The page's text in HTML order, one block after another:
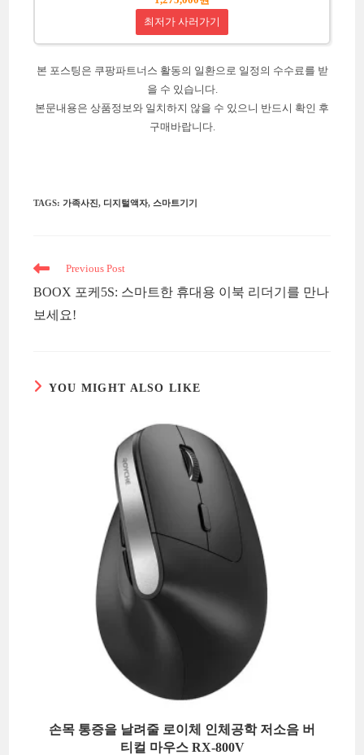
최저가 사러가기
본 포스팅은 쿠팡파트너스 활동의 일환으로 일정의 수수료를 받
을 수 있습니다.
본문내용은 상품정보와 일치하지 않을 수 있으니 반드시 확인 후
구매바랍니다.
TAGS:가족사진, 디지털액자, 스마트기기
Read
articles
Previous Post
BOOX 포케5S: 스마트한 휴대용 이북 리더기를 만나
보세요!
YOU MIGHT ALSO LIKE
손목 통증을 날려줄 로이체 인체공학 저소음 버
티컬 마우스 RX-800V